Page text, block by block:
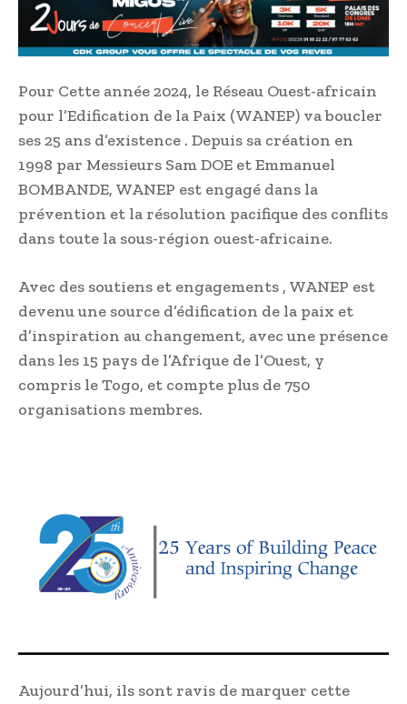
Pour Cette année 2024, le Réseau Ouest-africain
pour l’Edification de la Paix (WANEP) va boucler
ses 25 ans d’existence . Depuis sa création en
1998 par Messieurs Sam DOE et Emmanuel
BOMBANDE, WANEP est engagé dans la
prévention et la résolution pacifique des conflits
dans toute la sous-région ouest-africaine.
Avec des soutiens et engagements , WANEP est
devenu une source d’édification de la paix et
d’inspiration au changement, avec une présence
dans les 15 pays de l’Afrique de l’Ouest, y
compris le Togo, et compte plus de 750
organisations membres.
Aujourd’hui, ils sont ravis de marquer cette